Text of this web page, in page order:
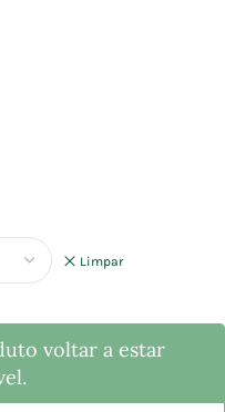
Limpar
voltar a estar